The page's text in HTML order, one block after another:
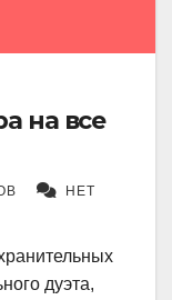
на все
НЕТ
дуэта,